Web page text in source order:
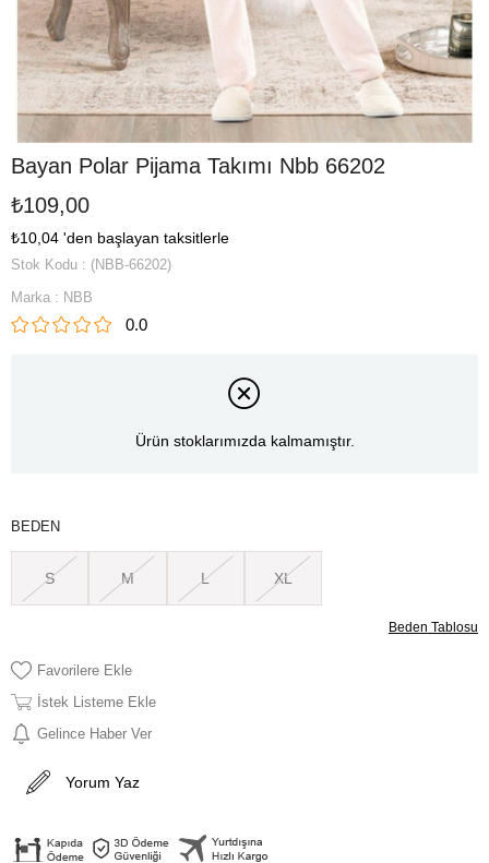
Bayan Polar Pijama Takımı Nbb 66202
₺109,00
₺10,04 'den başlayan taksitlerle
Stok Kodu
(NBB-66202)
Marka : NBB
0.0
Ürün stoklarımızda kalmamıştır.
BEDEN
S M L XL
Beden Tablosu
Favorilere Ekle
İstek Listeme Ekle
Gelince Haber Ver
Yorum Yaz